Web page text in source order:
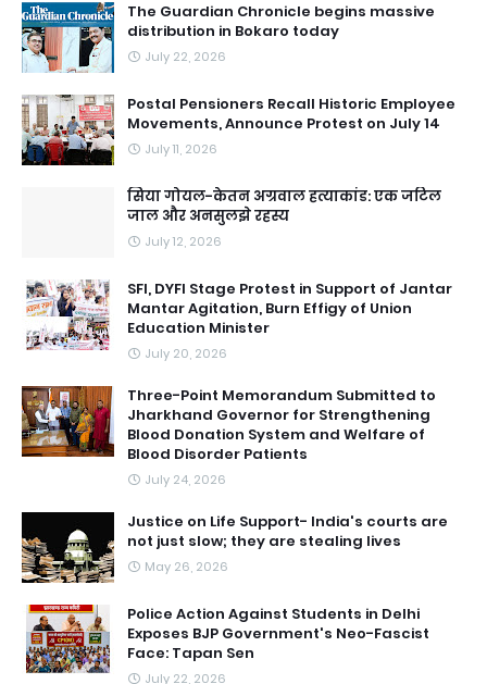
The Guardian Chronicle begins massive
distribution in Bokaro today
July 22, 2026
Postal Pensioners Recall Historic Employee
Movements, Announce Protest on July 14
July 11, 2026
सिया गोयल-केतन अग्रवाल हत्याकांड: एक जटिल
जाल और अनसुलझे रहस्य
July 12, 2026
SFI, DYFI Stage Protest in Support of Jantar
Mantar Agitation, Burn Effigy of Union
Education Minister
July 20, 2026
Three-Point Memorandum Submitted to
Jharkhand Governor for Strengthening
Blood Donation System and Welfare of
Blood Disorder Patients
July 24, 2026
Justice on Life Support- India's courts are
not just slow; they are stealing lives
May 26, 2026
Police Action Against Students in Delhi
Exposes BJP Government's Neo-Fascist
Face: Tapan Sen
July 22, 2026